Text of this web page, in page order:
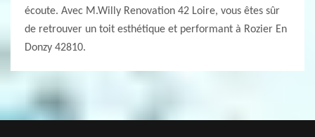
écoute. Avec M.Willy Renovation 42 Loire, vous êtes sûr
de retrouver un toit esthétique et performant à Rozier En
Donzy 42810.